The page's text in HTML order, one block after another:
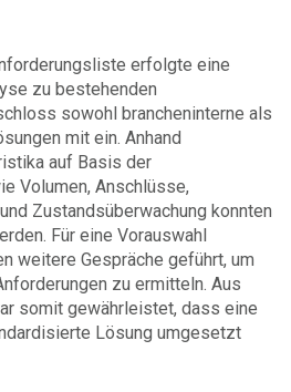
erfolgte eine
zu bestehenden
sowohl brancheninterne als
mit ein. Anhand
auf Basis der
Volumen, Anschlüsse,
Zustandsüberwachung konnten
Für eine Vorauswahl
weitere Gespräche geführt, um
zu ermitteln. Aus
somit gewährleistet, dass eine
Lösung umgesetzt